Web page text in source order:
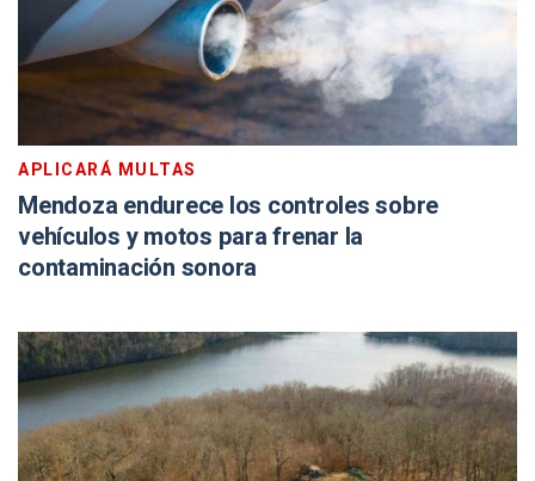
APLICARÁ MULTAS
Mendoza endurece los controles sobre
vehículos y motos para frenar la
contaminación sonora